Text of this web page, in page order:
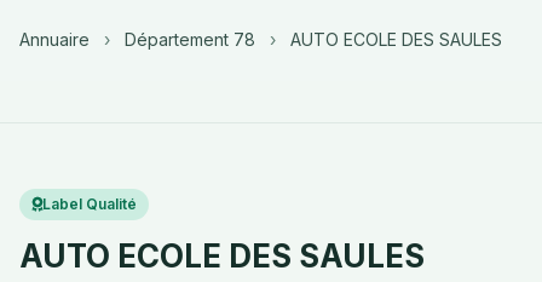
Annuaire › Département 78 › AUTO ECOLE DES SAULES
Label Qualité
AUTO ECOLE DES SAULES